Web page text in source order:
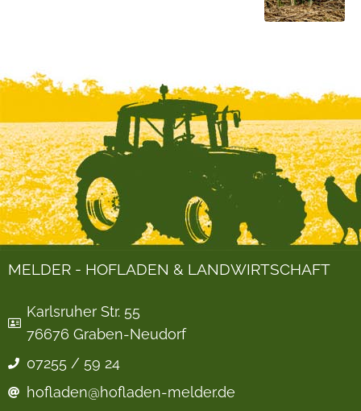
MELDER - HOFLADEN & LANDWIRTSCHAFT
Karlsruher Str. 55
76676 Graben-Neudorf
07255 / 59 24
hofladen@hofladen-melder.de